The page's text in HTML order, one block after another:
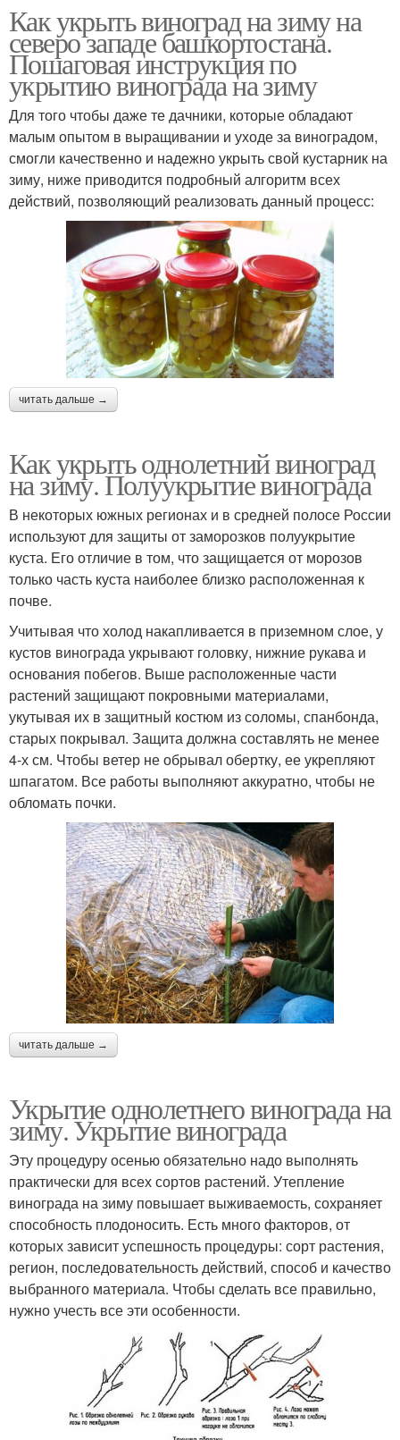
Как укрыть виноград на зиму на
северо западе башкортостана.
Пошаговая инструкция по
укрытию винограда на зиму
Для того чтобы даже те дачники, которые обладают
малым опытом в выращивании и уходе за виноградом,
смогли качественно и надежно укрыть свой кустарник на
зиму, ниже приводится подробный алгоритм всех
действий, позволяющий реализовать данный процесс:
читать дальше →
Как укрыть однолетний виноград
на зиму. Полуукрытие винограда
В некоторых южных регионах и в средней полосе России
используют для защиты от заморозков полуукрытие
куста. Его отличие в том, что защищается от морозов
только часть куста наиболее близко расположенная к
почве.
Учитывая что холод накапливается в приземном слое, у
кустов винограда укрывают головку, нижние рукава и
основания побегов. Выше расположенные части
растений защищают покровными материалами,
укутывая их в защитный костюм из соломы, спанбонда,
старых покрывал. Защита должна составлять не менее
4-х см. Чтобы ветер не обрывал обертку, ее укрепляют
шпагатом. Все работы выполняют аккуратно, чтобы не
обломать почки.
читать дальше →
Укрытие однолетнего винограда на
зиму. Укрытие винограда
Эту процедуру осенью обязательно надо выполнять
практически для всех сортов растений. Утепление
винограда на зиму повышает выживаемость, сохраняет
способность плодоносить. Есть много факторов, от
которых зависит успешность процедуры: сорт растения,
регион, последовательность действий, способ и качество
выбранного материала. Чтобы сделать все правильно,
нужно учесть все эти особенности.